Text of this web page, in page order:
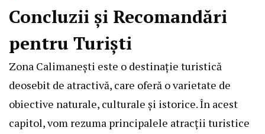
Concluzii și Recomandări
pentru Turiști
Zona Calimanești este o destinație turistică
deosebit de atractivă, care oferă o varietate de
obiective naturale, culturale și istorice. În acest
capitol, vom rezuma principalele atracții turistice